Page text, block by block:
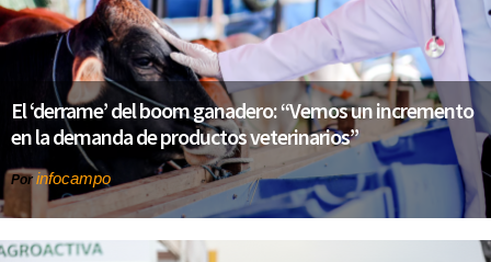
El ‘derrame’ del boom ganadero: “Vemos un incremento
en la demanda de productos veterinarios”
Por infocampo